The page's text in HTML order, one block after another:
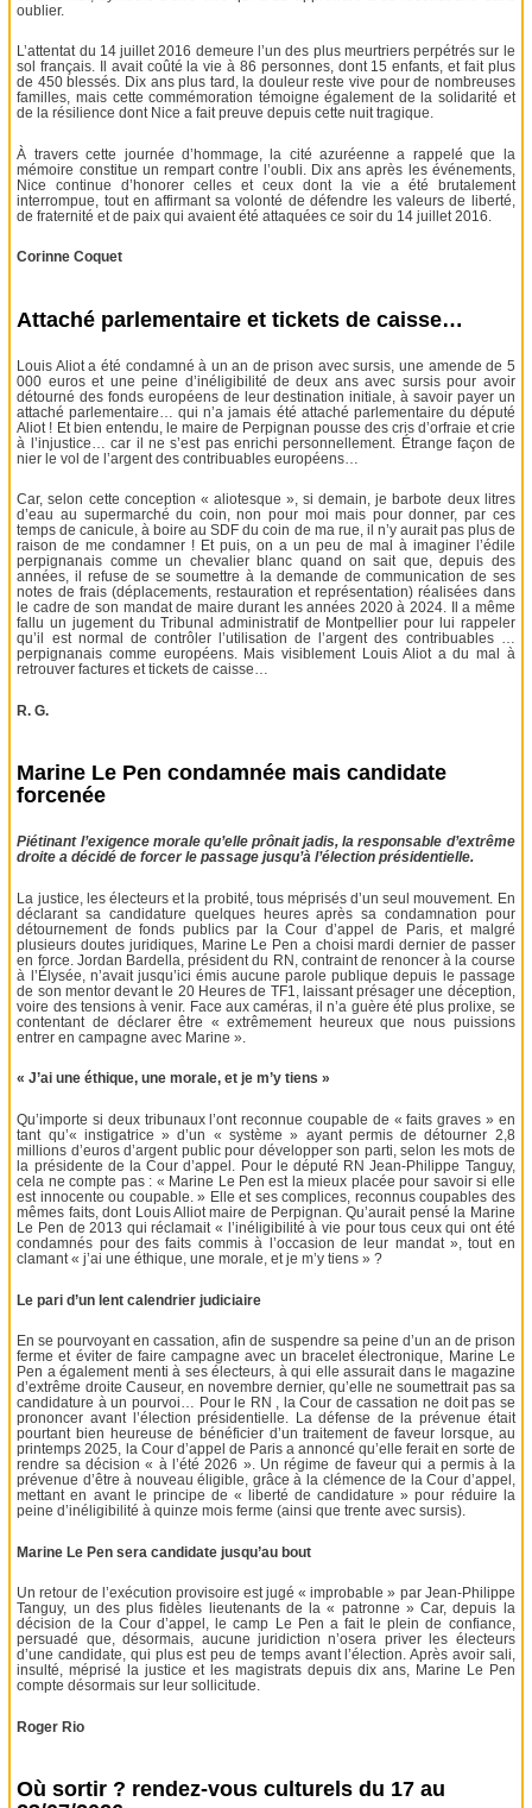
oublier.
L’attentat du 14 juillet 2016 demeure l’un des plus meurtriers perpétrés sur le
sol français. Il avait coûté la vie à 86 personnes, dont 15 enfants, et fait plus
de 450 blessés. Dix ans plus tard, la douleur reste vive pour de nombreuses
familles, mais cette commémoration témoigne également de la solidarité et
de la résilience dont Nice a fait preuve depuis cette nuit tragique.
À travers cette journée d’hommage, la cité azuréenne a rappelé que la
mémoire constitue un rempart contre l’oubli. Dix ans après les événements,
Nice continue d’honorer celles et ceux dont la vie a été brutalement
interrompue, tout en affirmant sa volonté de défendre les valeurs de liberté,
de fraternité et de paix qui avaient été attaquées ce soir du 14 juillet 2016.
Corinne Coquet
Attaché parlementaire et tickets de caisse…
Louis Aliot a été condamné à un an de prison avec sursis, une amende de 5
000 euros et une peine d’inéligibilité de deux ans avec sursis pour avoir
détourné des fonds européens de leur destination initiale, à savoir payer un
attaché parlementaire… qui n’a jamais été attaché parlementaire du député
Aliot ! Et bien entendu, le maire de Perpignan pousse des cris d’orfraie et crie
à l’injustice… car il ne s’est pas enrichi personnellement. Étrange façon de
nier le vol de l’argent des contribuables européens…
Car, selon cette conception « aliotesque », si demain, je barbote deux litres
d’eau au supermarché du coin, non pour moi mais pour donner, par ces
temps de canicule, à boire au SDF du coin de ma rue, il n’y aurait pas plus de
raison de me condamner ! Et puis, on a un peu de mal à imaginer l’édile
perpignanais comme un chevalier blanc quand on sait que, depuis des
années, il refuse de se soumettre à la demande de communication de ses
notes de frais (déplacements, restauration et représentation) réalisées dans
le cadre de son mandat de maire durant les années 2020 à 2024. Il a même
fallu un jugement du Tribunal administratif de Montpellier pour lui rappeler
qu’il est normal de contrôler l’utilisation de l’argent des contribuables …
perpignanais comme européens. Mais visiblement Louis Aliot a du mal à
retrouver factures et tickets de caisse…
R. G.
Marine Le Pen condamnée mais candidate
forcenée
Piétinant l’exigence morale qu’elle prônait jadis, la responsable d’extrême
droite a décidé de forcer le passage jusqu’à l’élection présidentielle.
La justice, les électeurs et la probité, tous méprisés d’un seul mouvement. En
déclarant sa candidature quelques heures après sa condamnation pour
détournement de fonds publics par la Cour d’appel de Paris, et malgré
plusieurs doutes juridiques, Marine Le Pen a choisi mardi dernier de passer
en force. Jordan Bardella, président du RN, contraint de renoncer à la course
à l’Élysée, n’avait jusqu’ici émis aucune parole publique depuis le passage
de son mentor devant le 20 Heures de TF1, laissant présager une déception,
voire des tensions à venir. Face aux caméras, il n’a guère été plus prolixe, se
contentant de déclarer être « extrêmement heureux que nous puissions
entrer en campagne avec Marine ».
« J’ai une éthique, une morale, et je m’y tiens »
Qu’importe si deux tribunaux l’ont reconnue coupable de « faits graves » en
tant qu’« instigatrice » d’un « système » ayant permis de détourner 2,8
millions d’euros d’argent public pour développer son parti, selon les mots de
la présidente de la Cour d’appel. Pour le député RN Jean-Philippe Tanguy,
cela ne compte pas : « Marine Le Pen est la mieux placée pour savoir si elle
est innocente ou coupable. » Elle et ses complices, reconnus coupables des
mêmes faits, dont Louis Alliot maire de Perpignan. Qu’aurait pensé la Marine
Le Pen de 2013 qui réclamait « l’inéligibilité à vie pour tous ceux qui ont été
condamnés pour des faits commis à l’occasion de leur mandat », tout en
clamant « j’ai une éthique, une morale, et je m’y tiens » ?
Le pari d’un lent calendrier judiciaire
En se pourvoyant en cassation, afin de suspendre sa peine d’un an de prison
ferme et éviter de faire campagne avec un bracelet électronique, Marine Le
Pen a également menti à ses électeurs, à qui elle assurait dans le magazine
d’extrême droite Causeur, en novembre dernier, qu’elle ne soumettrait pas sa
candidature à un pourvoi… Pour le RN , la Cour de cassation ne doit pas se
prononcer avant l’élection présidentielle. La défense de la prévenue était
pourtant bien heureuse de bénéficier d’un traitement de faveur lorsque, au
printemps 2025, la Cour d’appel de Paris a annoncé qu’elle ferait en sorte de
rendre sa décision « à l’été 2026 ». Un régime de faveur qui a permis à la
prévenue d’être à nouveau éligible, grâce à la clémence de la Cour d’appel,
mettant en avant le principe de « liberté de candidature » pour réduire la
peine d’inéligibilité à quinze mois ferme (ainsi que trente avec sursis).
Marine Le Pen sera candidate jusqu’au bout
Un retour de l’exécution provisoire est jugé « improbable » par Jean-Philippe
Tanguy, un des plus fidèles lieutenants de la « patronne » Car, depuis la
décision de la Cour d’appel, le camp Le Pen a fait le plein de confiance,
persuadé que, désormais, aucune juridiction n’osera priver les électeurs
d’une candidate, qui plus est peu de temps avant l’élection. Après avoir sali,
insulté, méprisé la justice et les magistrats depuis dix ans, Marine Le Pen
compte désormais sur leur sollicitude.
Roger Rio
Où sortir ? rendez-vous culturels du 17 au